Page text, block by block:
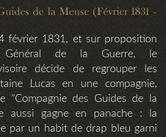
de la Meuse (Février 1831 -
février 1831, et sur proposition
Général de la Guerre, le
décide de regrouper les
Lucas en une compagnie,
"Compagnie des Guides de la
aussi gagne en panache : la
par un habit de drap bleu garni